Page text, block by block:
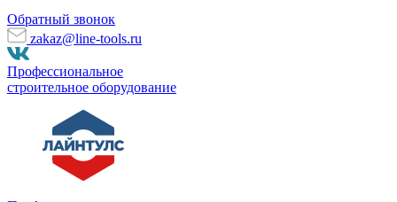
Обратный звонок
zakaz@line-tools.ru
Профессиональное
строительное оборудование